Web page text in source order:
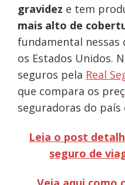
gravidez e tem
mais alto de
fundamental nessas
os Estados Unidos.
seguros pela Real
que compara os
seguradoras do país
Leia o post
seguro de